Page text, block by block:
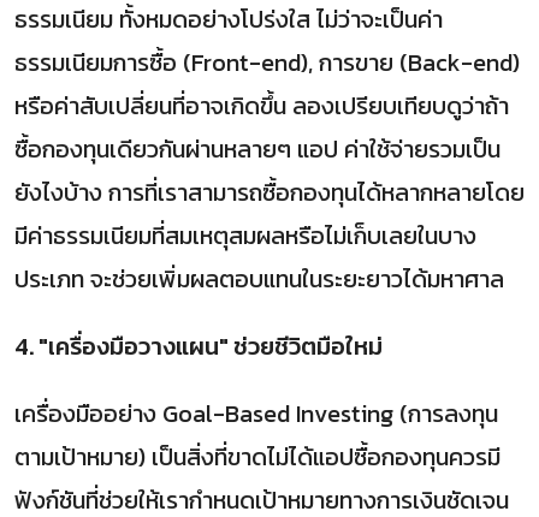
ธรรมเนียม ทั้งหมดอย่างโปร่งใส ไม่ว่าจะเป็นค่า
ธรรมเนียมการซื้อ (Front-end), การขาย (Back-end)
หรือค่าสับเปลี่ยนที่อาจเกิดขึ้น ลองเปรียบเทียบดูว่าถ้า
ซื้อกองทุนเดียวกันผ่านหลายๆ แอป ค่าใช้จ่ายรวมเป็น
ยังไงบ้าง การที่เราสามารถซื้อกองทุนได้หลากหลายโดย
มีค่าธรรมเนียมที่สมเหตุสมผลหรือไม่เก็บเลยในบาง
ประเภท จะช่วยเพิ่มผลตอบแทนในระยะยาวได้มหาศาล
4. "เครื่องมือวางแผน" ช่วยชีวิตมือใหม่
เครื่องมืออย่าง Goal-Based Investing (การลงทุน
ตามเป้าหมาย) เป็นสิ่งที่ขาดไม่ได้แอปซื้อกองทุนควรมี
ฟังก์ชันที่ช่วยให้เรากำหนดเป้าหมายทางการเงินชัดเจน